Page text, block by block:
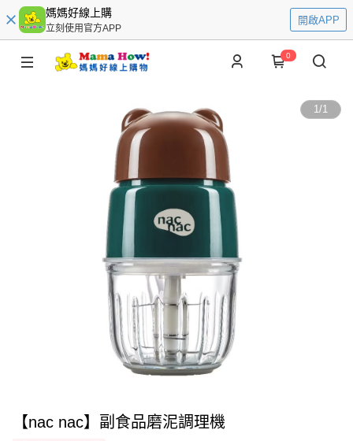
媽媽好線上購
立刻使用官方APP
開啟APP
0
1/1
【nac nac】副食品磨泥調理機